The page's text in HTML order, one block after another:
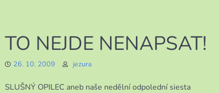
TO NEJDE NENAPSAT!
26. 10. 2009 jezura
SLUŠNÝ OPILEC aneb naše nedělní odpolední siesta